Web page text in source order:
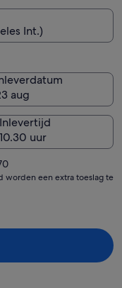
Int.)
aug
Inlevertijd
worden een extra toeslag te